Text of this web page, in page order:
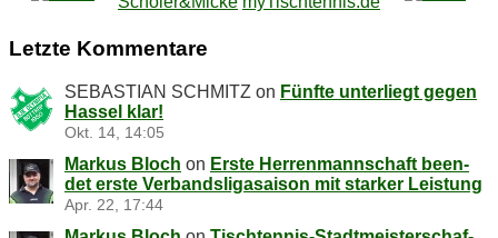
Letz­te Kommentare
SEBASTIAN SCHMITZ on Fünf­te un­ter­liegt ge­gen
Has­sel klar!
Okt. 14, 14:05
Markus Bloch on Ers­te Her­ren­mann­schaft be­en­
det ers­te Ver­bands­li­ga­sai­son mit star­ker Leistung
Apr. 22, 17:44